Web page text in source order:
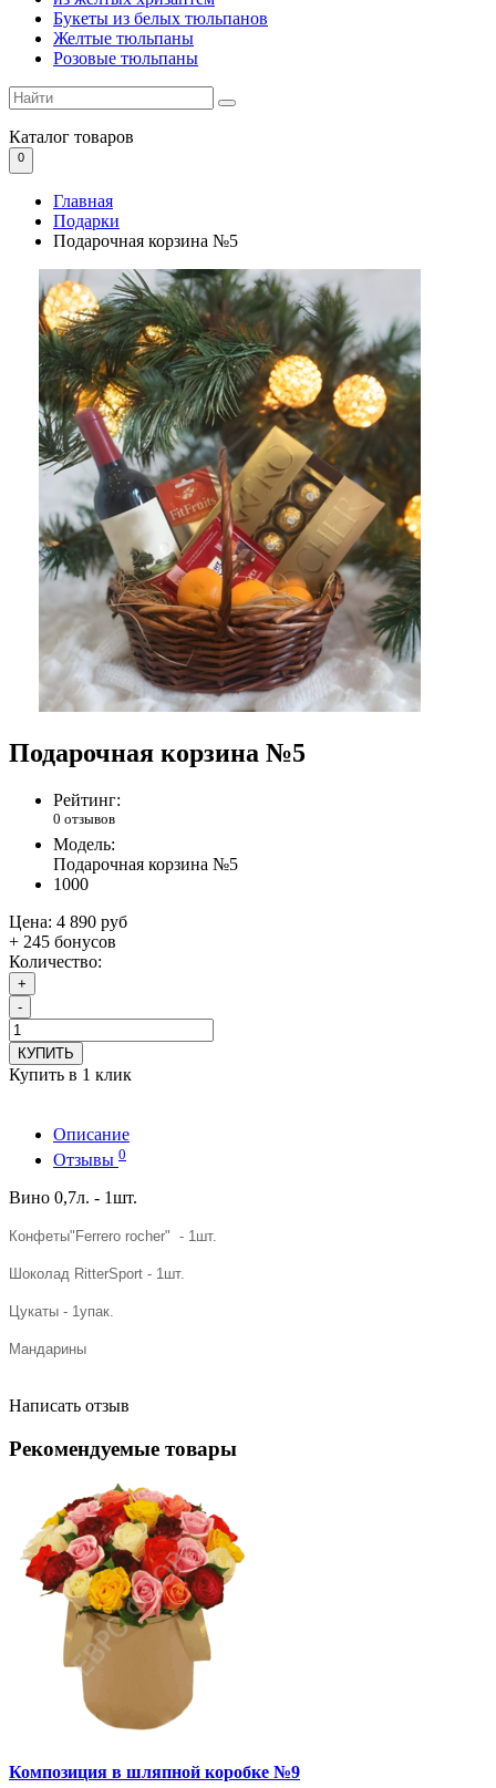
Букеты из белых тюльпанов
Желтые тюльпаны
Розовые тюльпаны
Каталог товаров
0
Главная
Подарки
Подарочная корзина №5
Подарочная корзина №5
Рейтинг:
0 отзывов
Модель:
Подарочная корзина №5
1000
Цена: 4 890 руб
+ 245 бонусов
Количество:
+
-
КУПИТЬ
Купить в 1 клик
Описание
Отзывы 0
Вино 0,7л. - 1шт.
Конфеты"Ferrero rocher" - 1шт.
Шоколад RitterSport - 1шт.
Цукаты - 1упак.
Мандарины
Написать отзыв
Рекомендуемые товары
Композиция в шляпной коробке №9